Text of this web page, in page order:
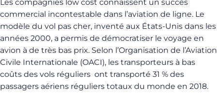
Les compagnies low cost connaissent un succès
commercial incontestable dans l’aviation de ligne. Le
modèle du vol pas cher, inventé aux États-Unis dans les
années 2000, a permis de démocratiser le voyage en
avion à de très bas prix. Selon l’Organisation de l’Aviation
Civile Internationale (OACI), les transporteurs à bas
coûts des vols réguliers ont transporté 31 % des
passagers aériens réguliers totaux du monde en 2018.